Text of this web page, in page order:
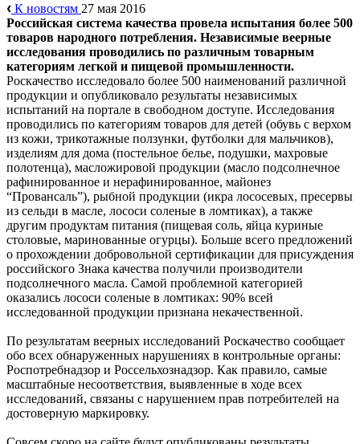
К новостям 27 мая 2016
Российская система качества провела испытания более 500
товаров народного потребления. Независимые веерные
исследования проводились по различным товарным
категориям легкой и пищевой промышленности.
Роскачество исследовало более 500 наименований различной
продукции и опубликовало результаты независимых
испытаний на портале в свободном доступе. Исследования
проводились по категориям товаров для детей (обувь с верхом
из кожи, трикотажные ползунки, футболки для мальчиков),
изделиям для дома (постельное белье, подушки, махровые
полотенца), масложировой продукции (масло подсолнечное
рафинированное и нерафинированное, майонез
“Провансаль”), рыбной продукции (икра лососевых, пресервы
из сельди в масле, лососи соленые в ломтиках), а также
другим продуктам питания (пищевая соль, яйца куриные
столовые, маринованные огурцы). Больше всего предложений
о прохождении добровольной сертификации для присуждения
российского Знака качества получили производители
подсолнечного масла. Самой проблемной категорией
оказались лососи соленые в ломтиках: 90% всей
исследованной продукции признана некачественной.
По результатам веерных исследований Роскачество сообщает
обо всех обнаруженных нарушениях в контрольные органы:
Роспотребнадзор и Россельхознадзор. Как правило, самые
масштабные несоответствия, выявленные в ходе всех
исследований, связаны с нарушением прав потребителей на
достоверную маркировку.